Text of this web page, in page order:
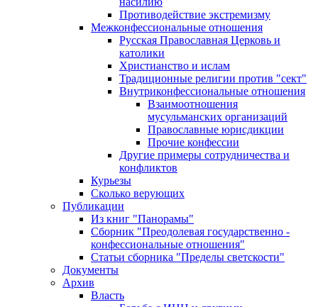
Противодействие экстремизму
Межконфессиональные отношения
Русская Православная Церковь и
католики
Христианство и ислам
Традиционные религии против "сект"
Внутриконфессиональные отношения
Взаимоотношения
мусульманских организаций
Православные юрисдикции
Прочие конфессии
Другие примеры сотрудничества и
конфликтов
Курьезы
Сколько верующих
Публикации
Из книг "Панорамы"
Сборник "Преодолевая государственно -
конфессиональные отношения"
Статьи сборника "Пределы светскости"
Документы
Архив
Власть